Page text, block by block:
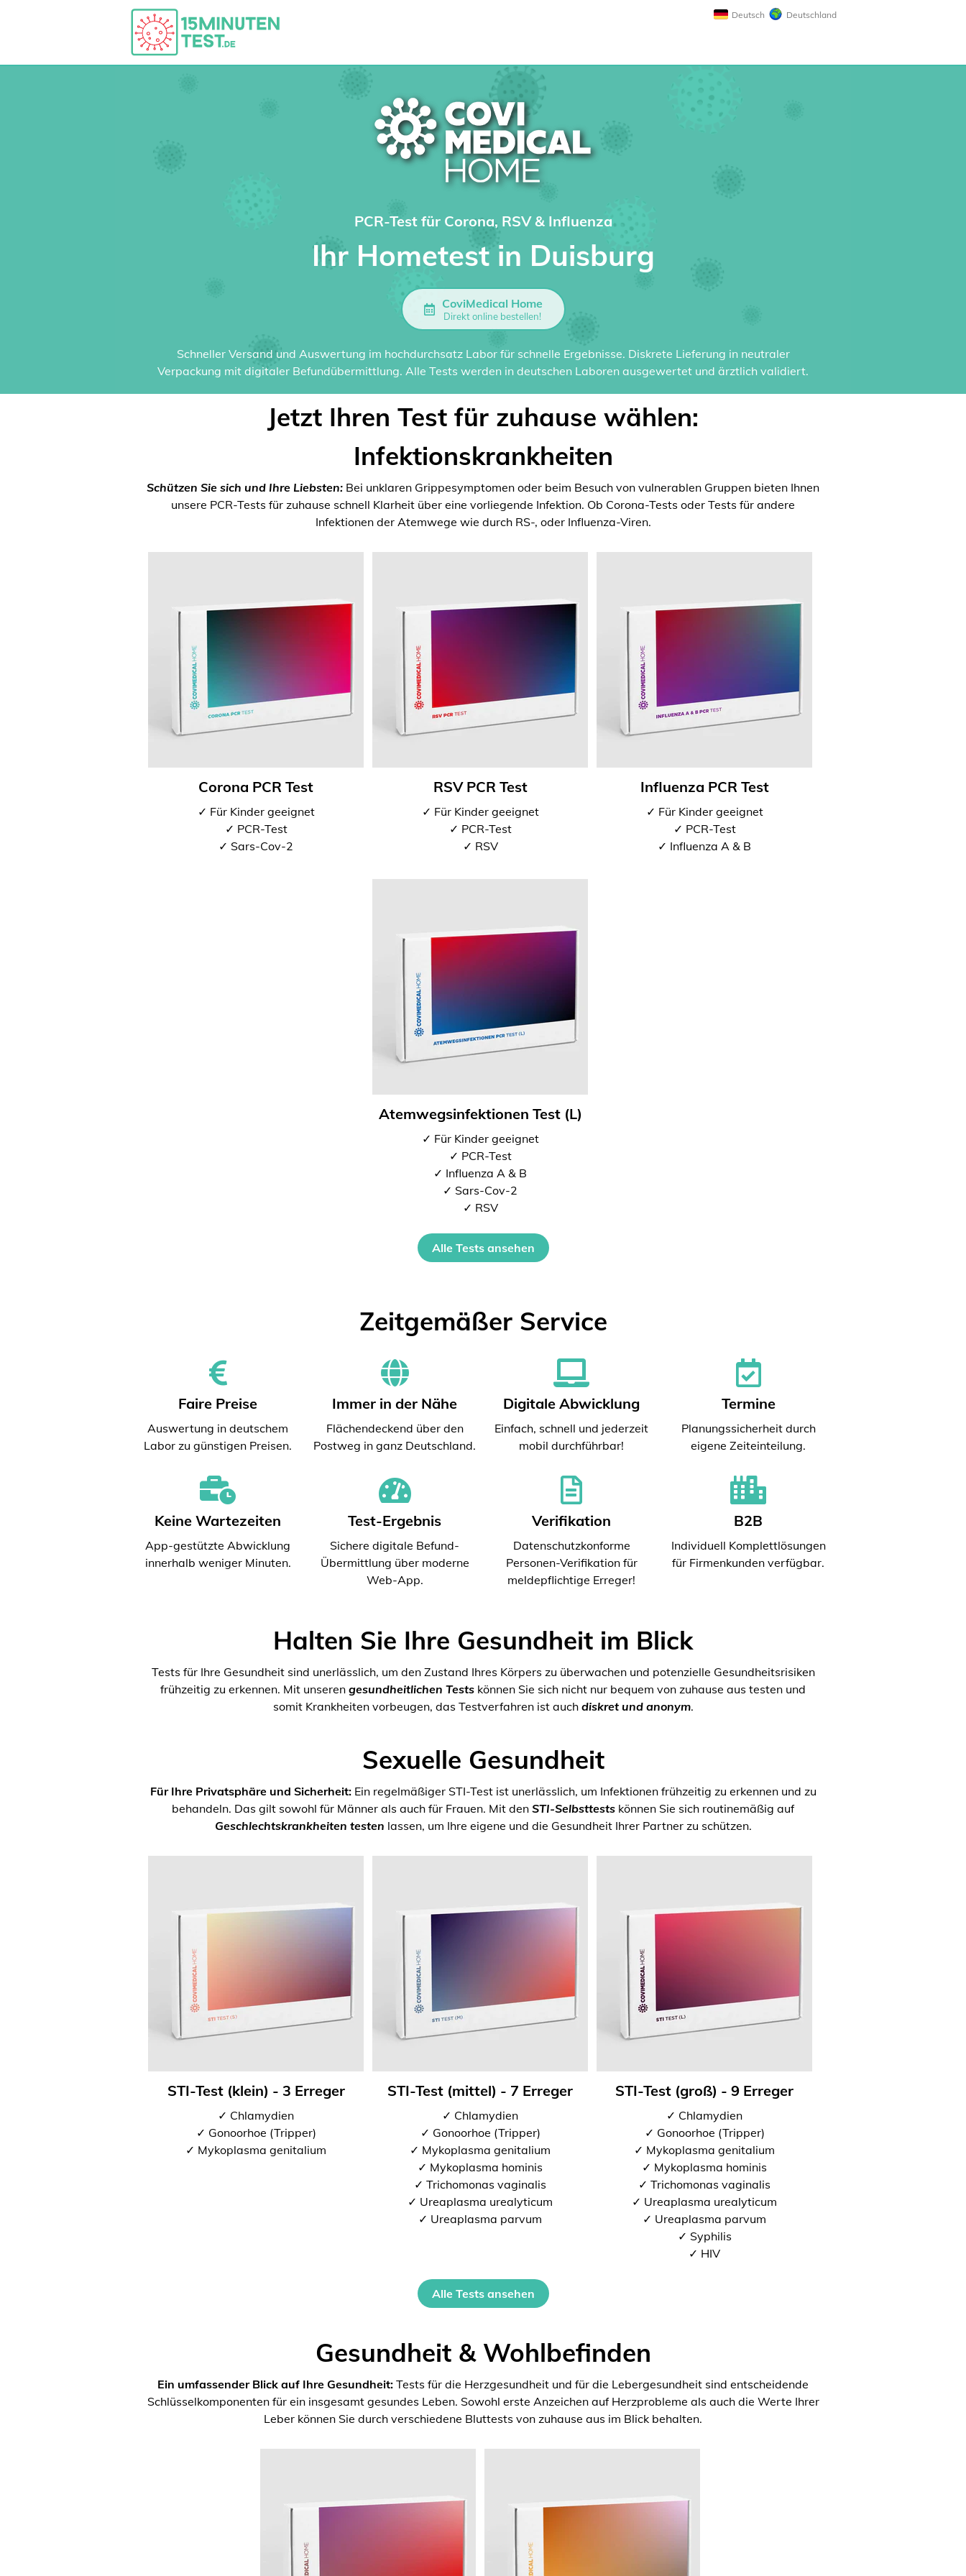
Deutsch Deutschland
PCR-Test für Corona, RSV & Influenza
Ihr Hometest in Duisburg
CoviMedical Home
Direkt online bestellen!
Schneller Versand und Auswertung im hochdurchsatz Labor für schnelle Ergebnisse. Diskrete Lieferung in neutraler
Verpackung mit digitaler Befundübermittlung. Alle Tests werden in deutschen Laboren ausgewertet und ärztlich validiert.
Jetzt Ihren Test für zuhause wählen:
Infektionskrankheiten
Schützen Sie sich und Ihre Liebsten: Bei unklaren Grippesymptomen oder beim Besuch von vulnerablen Gruppen bieten Ihnen
unsere PCR-Tests für zuhause schnell Klarheit über eine vorliegende Infektion. Ob Corona-Tests oder Tests für andere
Infektionen der Atemwege wie durch RS-, oder Influenza-Viren.
Corona PCR Test
✓ Für Kinder geeignet
✓ PCR-Test
✓ Sars-Cov-2
RSV PCR Test
✓ Für Kinder geeignet
✓ PCR-Test
✓ RSV
Influenza PCR Test
✓ Für Kinder geeignet
✓ PCR-Test
✓ Influenza A & B
Atemwegsinfektionen Test (L)
✓ Für Kinder geeignet
✓ PCR-Test
✓ Influenza A & B
✓ Sars-Cov-2
✓ RSV
Alle Tests ansehen
Zeitgemäßer Service
Faire Preise
Auswertung in deutschem
Labor zu günstigen Preisen.
Immer in der Nähe
Flächendeckend über den
Postweg in ganz Deutschland.
Digitale Abwicklung
Einfach, schnell und jederzeit
mobil durchführbar!
Termine
Planungssicherheit durch
eigene Zeiteinteilung.
Keine Wartezeiten
App-gestützte Abwicklung
innerhalb weniger Minuten.
Test-Ergebnis
Sichere digitale Befund-
Übermittlung über moderne
Web-App.
Verifikation
Datenschutzkonforme
Personen-Verifikation für
meldepflichtige Erreger!
B2B
Individuell Komplettlösungen
für Firmenkunden verfügbar.
Halten Sie Ihre Gesundheit im Blick
Tests für Ihre Gesundheit sind unerlässlich, um den Zustand Ihres Körpers zu überwachen und potenzielle Gesundheitsrisiken
frühzeitig zu erkennen. Mit unseren gesundheitlichen Tests können Sie sich nicht nur bequem von zuhause aus testen und
somit Krankheiten vorbeugen, das Testverfahren ist auch diskret und anonym.
Sexuelle Gesundheit
Für Ihre Privatsphäre und Sicherheit:Ein regelmäßiger STI-Test ist unerlässlich, um Infektionen frühzeitig zu erkennen und zu
behandeln. Das gilt sowohl für Männer als auch für Frauen. Mit den STI-Selbsttests können Sie sich routinemäßig auf
Geschlechtskrankheiten testen lassen, um Ihre eigene und die Gesundheit Ihrer Partner zu schützen.
STI-Test (klein) - 3 Erreger
✓ Chlamydien
✓ Gonoorhoe (Tripper)
✓ Mykoplasma genitalium
STI-Test (mittel) - 7 Erreger
✓ Chlamydien
✓ Gonoorhoe (Tripper)
✓ Mykoplasma genitalium
✓ Mykoplasma hominis
✓ Trichomonas vaginalis
✓ Ureaplasma urealyticum
✓ Ureaplasma parvum
STI-Test (groß) - 9 Erreger
✓ Chlamydien
✓ Gonoorhoe (Tripper)
✓ Mykoplasma genitalium
✓ Mykoplasma hominis
✓ Trichomonas vaginalis
✓ Ureaplasma urealyticum
✓ Ureaplasma parvum
✓ Syphilis
✓ HIV
Alle Tests ansehen
Gesundheit & Wohlbefinden
Ein umfassender Blick auf Ihre Gesundheit: Tests für die Herzgesundheit und für die Lebergesundheit sind entscheidende
Schlüsselkomponenten für ein insgesamt gesundes Leben. Sowohl erste Anzeichen auf Herzprobleme als auch die Werte Ihrer
Leber können Sie durch verschiedene Bluttests von zuhause aus im Blick behalten.